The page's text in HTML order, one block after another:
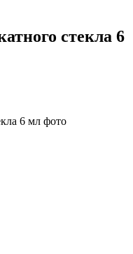
стекла 6